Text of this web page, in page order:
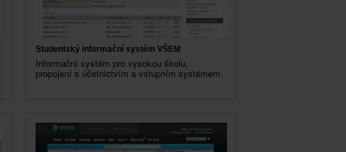
Studentský informační systém VŠEM
Informační systém pro vysokou školu,
propojení s účetnictvím a vstupním systémem.